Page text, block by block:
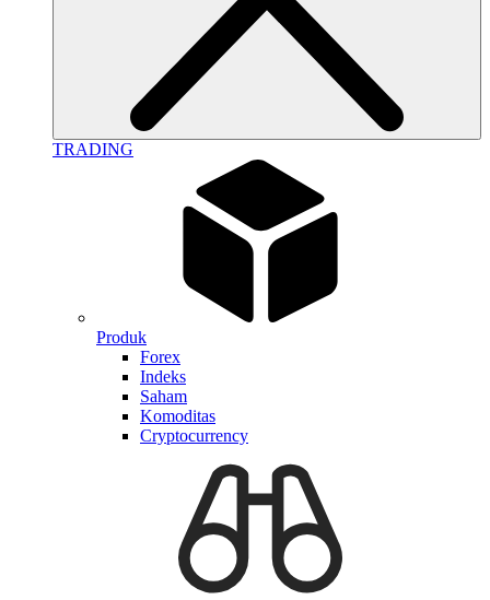
TRADING
Produk
Forex
Indeks
Saham
Komoditas
Cryptocurrency